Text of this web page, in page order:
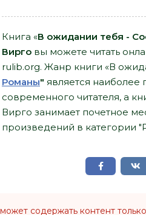
Книга «В ожидании тебя -
Вирго вы можете читать
rulib.org. Жанр книги «В
Романы" является
современного читателя, а
Вирго занимает почетное
произведений в категории
содержать контент